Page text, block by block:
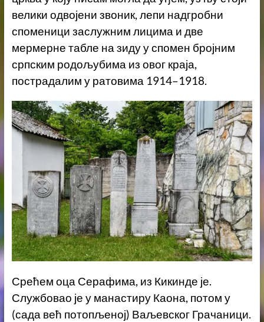
велики одвојени звоник, лепи надгробни
споменици заслужним лицима и две
мермерне табле на зиду у спомен бројним
српским родољубима из овог краја,
пострадалим у ратовима 1914–1918.
Срећем оца Серафима, из Кикинде је.
Службовао је у манастиру Каона, потом у
(сада већ потопљеној) Ваљевског Грачаници.